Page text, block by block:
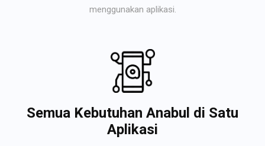
menggunakan aplikasi.
Semua Kebutuhan Anabul di Satu
Aplikasi